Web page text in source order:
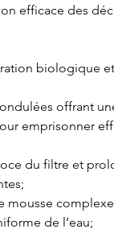
efficace des
biologique
offrant
emprisonner
du filtre et
mousse
de l’eau;